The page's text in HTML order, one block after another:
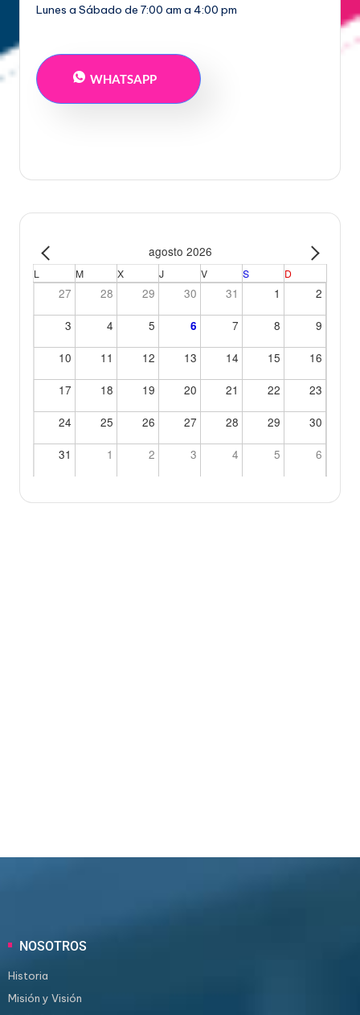
Lunes a Sábado de 7:00 am a 4:00 pm
WHATSAPP
agosto 2026
L M X J V S D
27 28 29 30 31 1
2
3
4 5 6 7 8
9
10
11 12 13 14 15
16
17
18 19 20 21 22
23
24
25 26 27 28 29
30
31
1 2 3 4 5 6
NOSOTROS
Historia
Misión y Visión